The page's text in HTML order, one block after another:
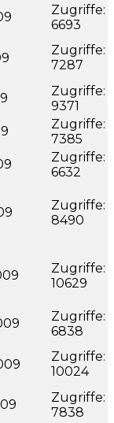
Zugriffe:
6693
Zugriffe:
7287
Zugriffe:
9371
Zugriffe:
7385
Zugriffe:
6632
Zugriffe:
8490
Zugriffe:
10629
Zugriffe:
6838
Zugriffe:
10024
Zugriffe:
7838